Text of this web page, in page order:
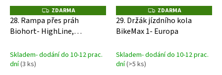
Z
D
A
R
M
ZDARMA
28. Rampa přes práh
Biohort- HighLine,
Europa
Skladem- dodání do 10-12 prac.
dní(3 ks)
Z
D
A
R
ZDARMA
29. Držák jízdního kola
BikeMax 1- Europa
Skladem- dodání do 10-12 prac.
dní(>5 ks)